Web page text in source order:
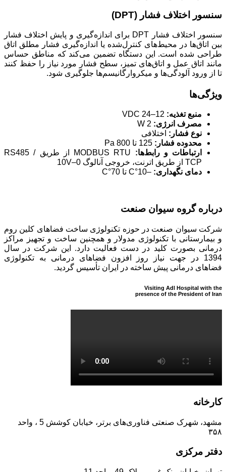
سنسور اختلاف فشار (DPT)
سنسور اختلاف فشار DPT برای اندازه‌گیری و پایش اختلاف فشار
بین اتاق‌ها در محیط‌های کنترل‌شده یا اندازه‌گیری فشار مطلق اتاق
طراحی شده است. این دستگاه تضمین می‌کند که مناطق حساس
مانند اتاق عمل و اتاق‌های تمیز، سطح فشار مورد نیاز را حفظ کنند
تا از ورود آلودگی‌ها و میکروارگانیسم‌ها جلوگیری شود.
ویژگی‌ها
منبع تغذیه:
مصرف انرژی:
نوع فشار: اختلافی
محدوده فشار:
ارتباطات و رابط‌ها:
MODBUS RTU از طریق RS485 /
TCP از طریق اترنت، خروجی آنالوگ 0–10V
دمای نگهداری: –10°C تا 70°C
درباره گروه سیوان صنعت
شرکت سیوان صنعت در حوزه تکنولوژی ساخت فضاهای کلین روم
و بیمارستانی با تکنولوژی مدولار و همچنین ساخت و تجهیز مراکز
درمانی بصورت کلید در دست فعالیت دارد. این شرکت در سال
1394 در جهت نیاز روز افزون فضاهای درمانی به تکنولوژی
فضاهای درمانی پیش ساخته در ایران تأسیس گردید.
Visiting Adl Hospital with the
presence of the President of Iran
کارخانه
مشهد، شهرک صنعتی فناوری‌های برتر، خیابان کوشش 5 ، واحد
۳۵۸
دفتر مرکزی